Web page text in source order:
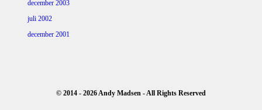
december 2003
juli 2002
december 2001
© 2014 - 2026 Andy Madsen - All Rights Reserved